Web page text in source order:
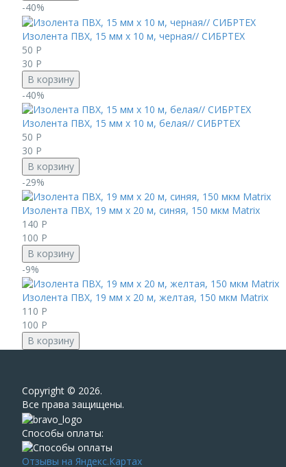
-40%
Изолента ПВХ, 15 мм х 10 м, черная// СИБРТЕХ
50 Р
30 Р
В корзину
-40%
Изолента ПВХ, 15 мм х 10 м, белая// СИБРТЕХ
50 Р
30 Р
В корзину
-29%
Изолента ПВХ, 19 мм х 20 м, синяя, 150 мкм Matrix
140 Р
100 Р
В корзину
-9%
Изолента ПВХ, 19 мм х 20 м, желтая, 150 мкм Matrix
110 Р
100 Р
В корзину
Сopyright © 2026.
Все права защищены.
Способы оплаты:
Отзывы на Яндекс.Картах